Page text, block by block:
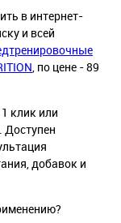
в интернет-
и всей
, по цене - 89
клик или
Доступен
добавок и